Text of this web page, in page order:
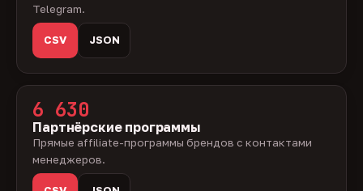
Telegram.
CSV JSON
6 630
Партнёрские программы
Прямые affiliate-программы брендов с контактами
менеджеров.